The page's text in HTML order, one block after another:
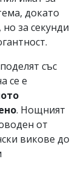
докато
за секунди
със
се е
. Нощният
от
викове до